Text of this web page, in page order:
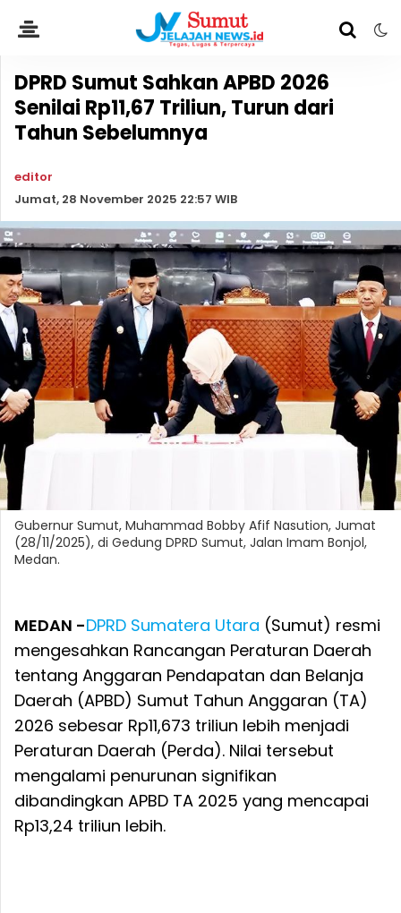
DPRD Sumut Sahkan APBD 2026
Senilai Rp11,67 Triliun, Turun dari
Tahun Sebelumnya
editor
Jumat, 28 November 2025 22:57 WIB
Gubernur Sumut, Muhammad Bobby Afif Nasution, Jumat
(28/11/2025), di Gedung DPRD Sumut, Jalan Imam Bonjol,
Medan.
MEDAN -DPRD Sumatera Utara (Sumut) resmi
mengesahkan Rancangan Peraturan Daerah
tentang Anggaran Pendapatan dan Belanja
Daerah (APBD) Sumut Tahun Anggaran (TA)
2026 sebesar Rp11,673 triliun lebih menjadi
Peraturan Daerah (Perda). Nilai tersebut
mengalami penurunan signifikan
dibandingkan APBD TA 2025 yang mencapai
Rp13,24 triliun lebih.